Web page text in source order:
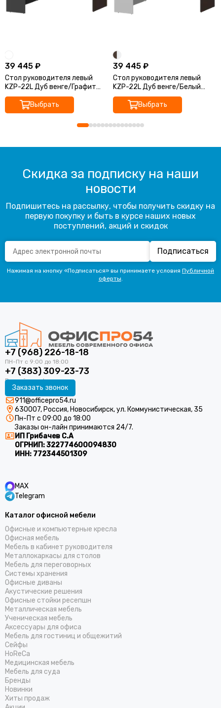
39 445 ₽
Стол руководителя левый
KZP-22L Дуб венге/Графит
2200x2000x750 Кортез
Выбрать
39 445 ₽
Стол руководителя левый
KZP-22L Дуб венге/Белый
2200x2000x750 Кортез
Выбрать
Скидка за подписку на наши
новости
Подпишитесь на рассылку, чтобы получить скидку на
первую покупку и быть в курсе наших новых
поступлений, акций и скидок
Подписаться
Нажимая на кнопку «Подписаться» вы принимаете условия Публичной
оферты.
+7 (968) 226-18-18
+7 (383) 309-23-73
Заказать звонок
911@officepro54.ru
630007, Россия, Новосибирск, ул. Коммунистическая, 35
Пн-Пт с 09:00 до 18:00
Заказы он-лайн принимаются 24/7.
ИП Грибачев С.А
ОГРНИП:322774600094830
ИНН: 772344501309
MAX
Telegram
Каталог офисной мебели
Офисные и компьютерные кресла
Офисная мебель
Мебель в кабинет руководителя
Металлокаркасы для столов
Мебель для переговорных
Системы хранения
Офисные диваны
Акустические решения
Офисные стойки ресепшн
Металлическая мебель
Ученическая мебель
Аксессуары для офиса
Мебель для гостиниц и общежитий
Cейфы
HoReCa
Медицинская мебель
Мебель для суда
Бренды
Новинки
Хиты продаж